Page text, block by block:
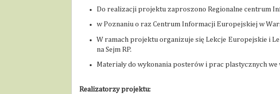
Do realizacji projektu zaproszono Regionalne centrum
w Poznaniu o raz Centrum Informacji Europejskiej w
W ramach projektu organizuje się Lekcje Europejskie i
na Sejm RP.
Materiały do wykonania posterów i prac plastycznych we
Realizatorzy projektu: